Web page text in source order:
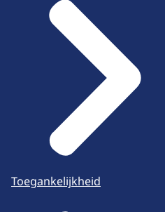
Toegankelijkheid